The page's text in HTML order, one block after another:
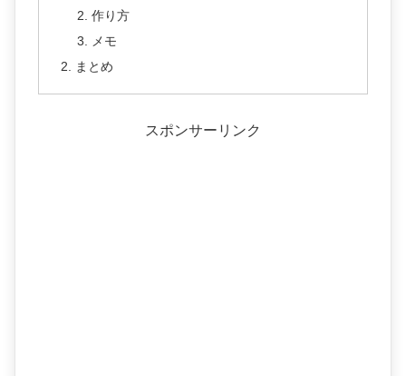
作り方
メモ
まとめ
スポンサーリンク